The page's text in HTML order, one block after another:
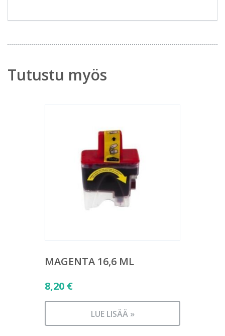
Tutustu myös
MAGENTA 16,6 ML
8,20 €
LUE LISÄÄ »